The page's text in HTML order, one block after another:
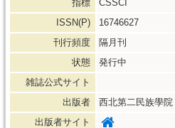
指標
CSSCI
ISSN(P)
16746627
刊行頻度
隔月刊
状態
発行中
雑誌公式サイト
出版者
西北第二民族學院
出版者サイト